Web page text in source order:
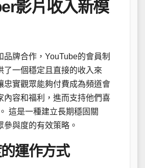
影片收入新模
品牌合作，YouTube的會員制
了一個穩定且直接的收入來
忠實觀眾能夠付費成為頻道會
內容和福利，進而支持他們喜
這是一種建立長期穩固關
參與度的有效策略。
運作方式